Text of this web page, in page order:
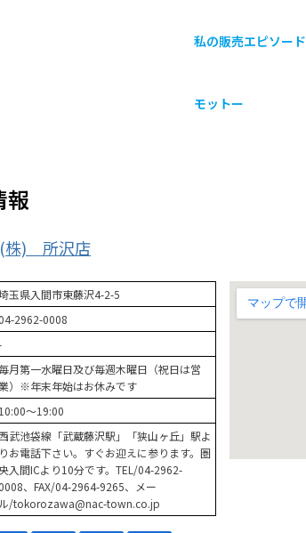
私の販売エピソード
モットー
報
(株) 所沢店
玉県入間市東藤沢4-2-5
2962-0008
毎月第一水曜日及び毎週木曜日（祝日は営
）※年末年始はお休みです
10:00～19:00
武池袋線「武蔵藤沢駅」「狭山ヶ丘」駅よ
りお電話下さい。すぐお迎えに参ります。圏
入間ICより10分です。TEL/04-2962-
、FAX/04-2964-9265、メー
ル/tokorozawa@nac-town.co.jp